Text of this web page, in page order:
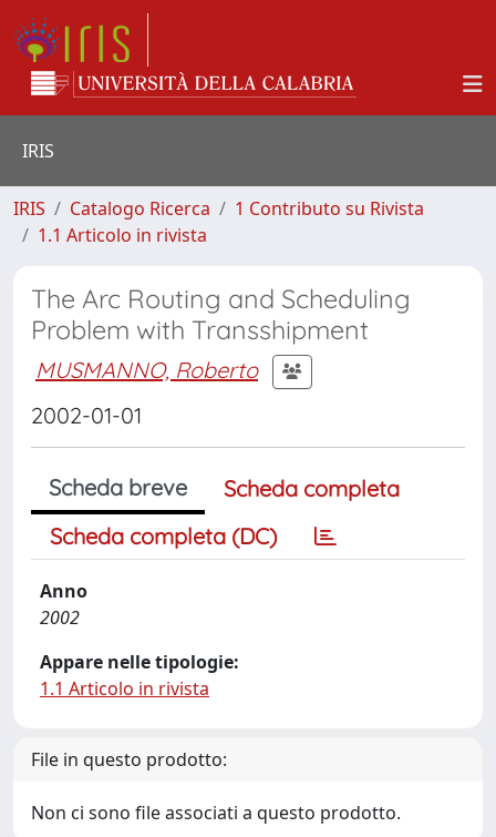
IRIS
IRIS Catalogo Ricerca
1 Contributo su Rivista
1.1 Articolo in rivista
The Arc Routing and Scheduling
Problem with Transshipment
MUSMANNO, Roberto
2002-01-01
Scheda breve
Scheda completa
Scheda completa (DC)
Anno
2002
Appare nelle tipologie:
1.1 Articolo in rivista
File in questo prodotto:
Non ci sono file associati a questo prodotto.